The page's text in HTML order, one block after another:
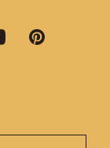
en d'autres